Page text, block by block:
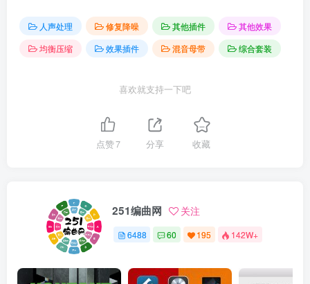
人声处理 修复降噪 其他插件
其他效果
均衡压缩
效果插件 混音母带 综合套装
喜欢就支持一下吧
点赞7 分享 收藏
251编曲网 关注
6488 60 195 142W+